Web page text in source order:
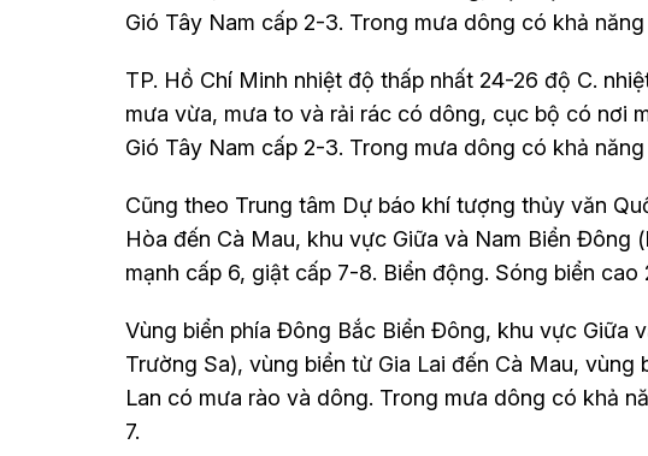
Gió Tây Nam cấp 2-3. Trong mưa dông có khả
TP. Hồ Chí Minh nhiệt độ thấp nhất 24-26 độ C.
mưa vừa, mưa to và rải rác có dông, cục bộ có nơi
Gió Tây Nam cấp 2-3. Trong mưa dông có khả
Cũng theo Trung tâm Dự báo khí tượng thủy văn
Hòa đến Cà Mau, khu vực Giữa và Nam Biển Đông
mạnh cấp 6, giật cấp 7-8. Biển động. Sóng biển cao
Vùng biển phía Đông Bắc Biển Đông, khu vực Giữa
Trường Sa), vùng biển từ Gia Lai đến Cà Mau,
Lan có mưa rào và dông. Trong mưa dông có khả
7.